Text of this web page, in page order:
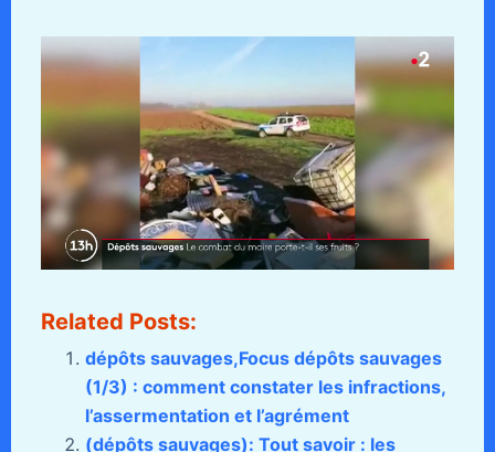
Related Posts:
dépôts sauvages,Focus dépôts sauvages
(1/3) : comment constater les infractions,
l’assermentation et l’agrément
(dépôts sauvages): Tout savoir : les